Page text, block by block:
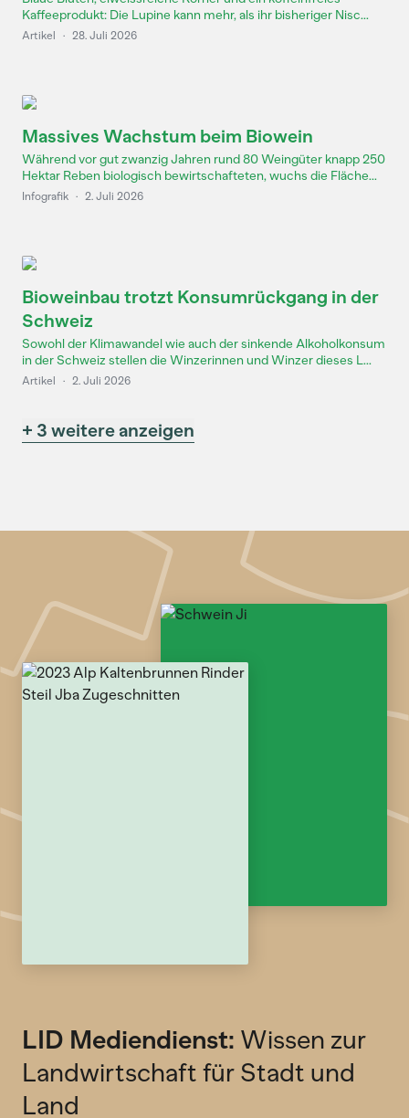
Kaffeeprodukt: Die Lupine kann mehr, als ihr bisheriger Nisc...
Artikel · 28. Juli 2026
Massives Wachstum beim Biowein
Während vor gut zwanzig Jahren rund 80 Weingüter knapp 250
Hektar Reben biologisch bewirtschafteten, wuchs die Fläche...
Infografik · 2. Juli 2026
Bioweinbau trotzt Konsumrückgang in der
Schweiz
Sowohl der Klimawandel wie auch der sinkende Alkoholkonsum
in der Schweiz stellen die Winzerinnen und Winzer dieses L...
Artikel · 2. Juli 2026
+ 3 weitere anzeigen
LID Mediendienst: Wissen zur
Landwirtschaft für Stadt und
Land